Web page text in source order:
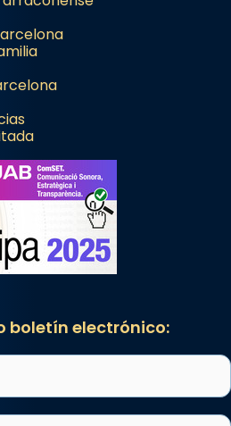
boletín electrónico: